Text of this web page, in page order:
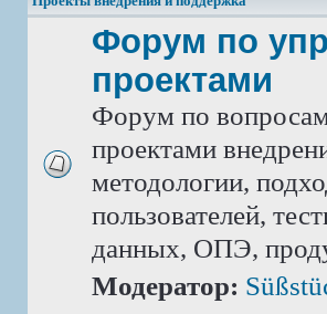
Форум по
проектами
Форум по
проектами
методологии,
пользователей,
данных, ОПЭ,
Модератор: